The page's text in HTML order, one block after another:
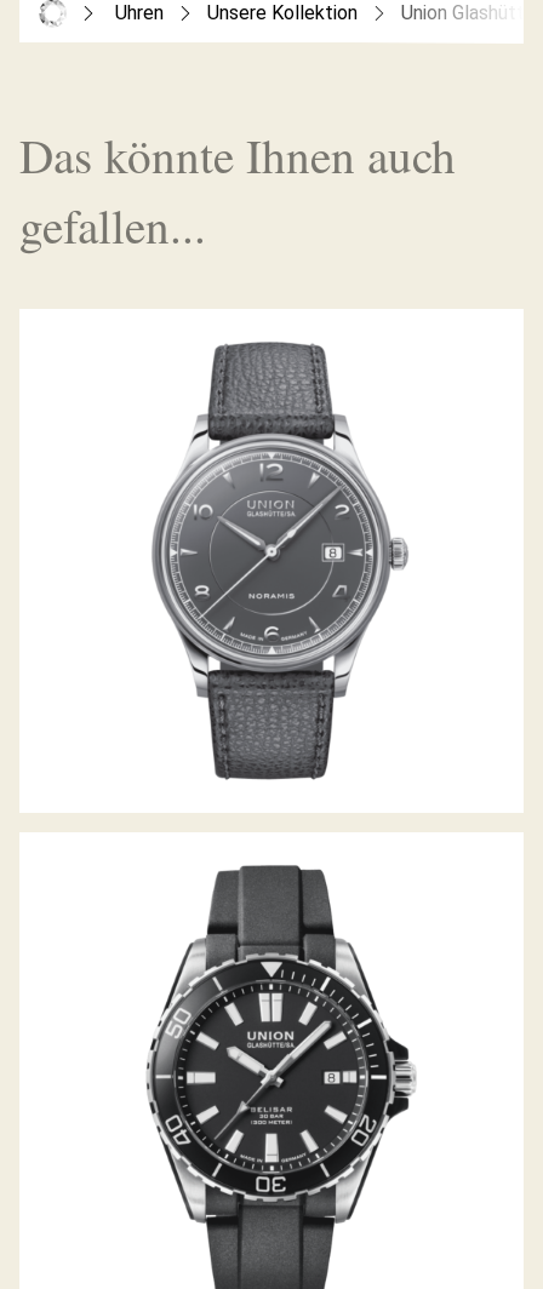
Uhren Unsere Kollektion Union Glashütte
Das könnte Ihnen auch
gefallen...
NORAMIS DATUM
BELISAR DATUM SPORT PRO